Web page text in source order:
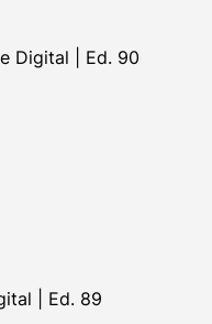
Digital | Ed. 90
| Ed. 89